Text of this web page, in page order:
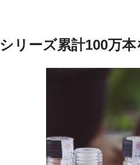
シリーズ累計100万